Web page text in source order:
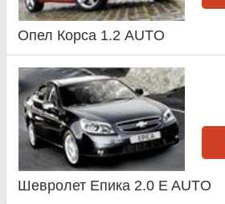
Опел Корса 1.2 AUTO
Шевролет Епика 2.0 E AUTO